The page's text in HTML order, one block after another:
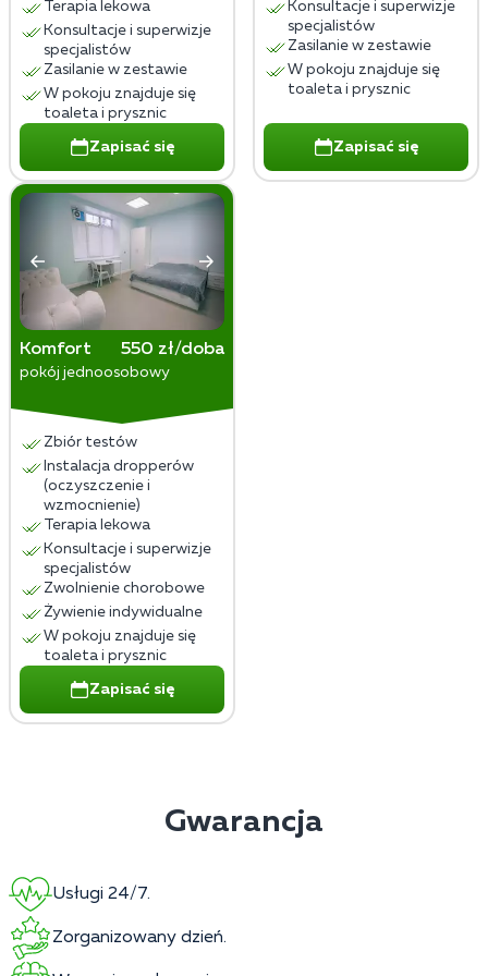
Terapia lekowa
Konsultacje i superwizje
specjalistów
Zasilanie w zestawie
W pokoju znajduje się
toaleta i prysznic
Zapisać się
Konsultacje i superwizje
specjalistów
Zasilanie w zestawie
W pokoju znajduje się
toaleta i prysznic
Zapisać się
Komfort 550 zł/doba
pokój jednoosobowy
Zbiór testów
Instalacja dropperów
(oczyszczenie i
wzmocnienie)
Terapia lekowa
Konsultacje i superwizje
specjalistów
Zwolnienie chorobowe
Żywienie indywidualne
W pokoju znajduje się
toaleta i prysznic
Zapisać się
Gwarancja
Usługi 24/7.
Zorganizowany dzień.